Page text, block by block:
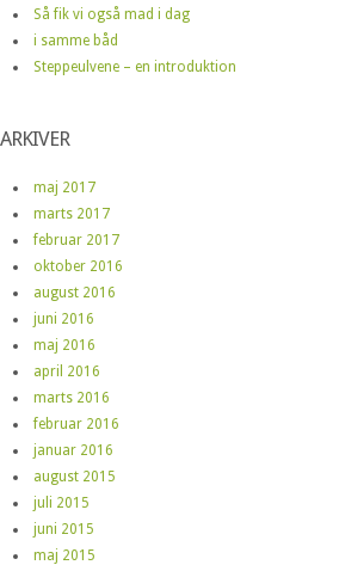
Så fik vi også mad i dag
i samme båd
Steppeulvene – en introduktion
ARKIVER
maj 2017
marts 2017
februar 2017
oktober 2016
august 2016
juni 2016
maj 2016
april 2016
marts 2016
februar 2016
januar 2016
august 2015
juli 2015
juni 2015
maj 2015